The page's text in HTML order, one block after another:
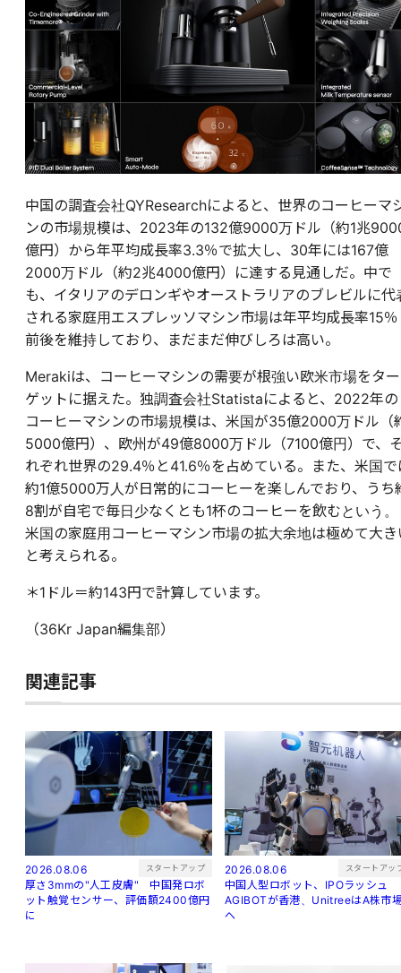
中国の調査会社QYResearchによると、世界のコーヒーマ
ンの市場規模は、2023年の132億9000万ドル（約1兆
億円）から年平均成長率3.3％で拡大し、30年には167億
2000万ドル（約2兆4000億円）に達する見通しだ。中で
も、イタリアのデロンギやオーストラリアのブレビルに代
される家庭用エスプレッソマシン市場は年平均成長率15％
前後を維持しており、まだまだ伸びしろは高い。
Merakiは、コーヒーマシンの需要が根強い欧米市場をター
ゲットに据えた。独調査会社Statistaによると、2022年の
コーヒーマシンの市場規模は、米国が35億2000万ドル（
5000億円）、欧州が49億8000万ドル（7100億円）で、
れぞれ世界の29.4％と41.6％を占めている。また、米国で
約1億5000万人が日常的にコーヒーを楽しんでおり、うち
8割が自宅で毎日少なくとも1杯のコーヒーを飲むという。
米国の家庭用コーヒーマシン市場の拡大余地は極めて大き
と考えられる。
＊1ドル＝約143円で計算しています。
（36Kr Japan編集部）
関連記事
2026.08.06 スタートアップ
厚さ3mmの"人工皮膚" 中国発ロボ
ット触覚センサー、評価額2400億円
に
2026.08.06 スタートアッ
中国人型ロボット、IPOラッシュ
AGIBOTが香港、UnitreeはA株市
へ